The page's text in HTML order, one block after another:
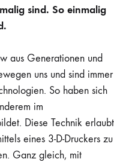
sind. So einmalig
aus Generationen und
uns und sind immer
So haben sich
im
Diese Technik erlaubt
eines 3-D-Druckers zu
Ganz gleich, mit